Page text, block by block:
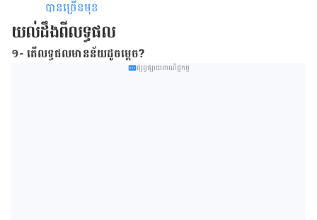
បាន​ច្រើន​មុខ
យល់ដឹងពីលទ្ធផល
១- តើលទ្ធផលមានន័យដូចម្តេច?
ផ្សព្វផ្សាយពាណិជ្ជកម្ម